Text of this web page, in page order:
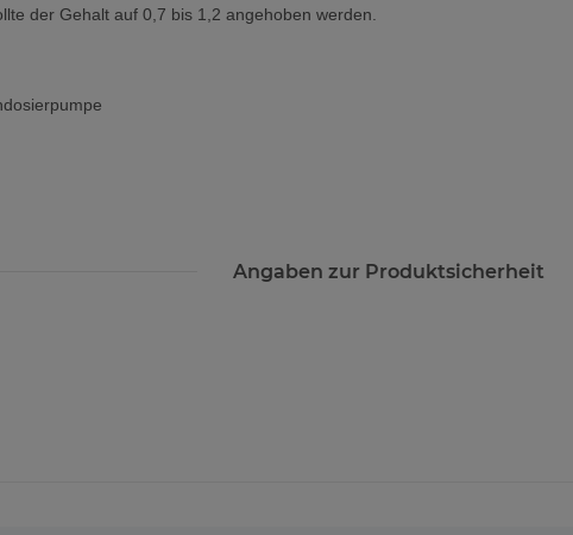
der Gehalt auf 0,7 bis 1,2 angehoben werden.
Angaben zur Produktsicherheit